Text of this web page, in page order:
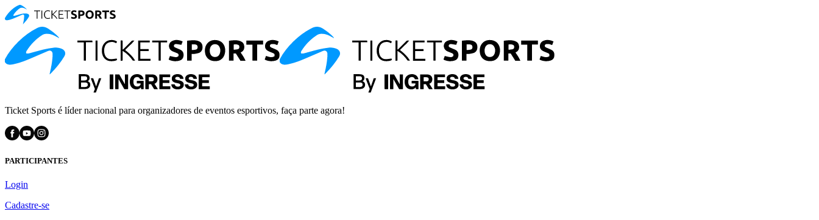
Ticket Sports é líder nacional para organizadores de eventos esportivos, faça parte agora!
PARTICIPANTES
Login
Cadastre-se